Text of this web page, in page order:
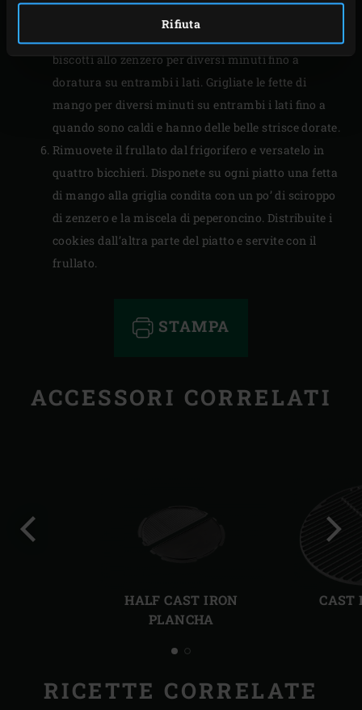
Rifiuta
biscotti allo zenzero per diversi minuti fino a
doratura su entrambi i lati. Grigliate le fette di
mango per diversi minuti su entrambi i lati fino a
quando sono caldi e hanno delle belle strisce dorate.
Rimuovete il frullato dal frigorifero e versatelo in
quattro bicchieri. Disponete su ogni piatto una fetta
di mango alla griglia condita con un po’ di sciroppo
di zenzero e la miscela di peperoncino. Distribuite i
cookies dall’altra parte del piatto e servite con il
frullato.
STAMPA
ACCESSORI CORRELATI
HALF CAST IRON
PLANCHA
CAST
RICETTE CORRELATE